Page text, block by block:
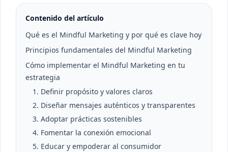
Contenido del artículo
Qué es el Mindful Marketing y por qué es clave hoy
Principios fundamentales del Mindful Marketing
Cómo implementar el Mindful Marketing en tu
estrategia
1. Definir propósito y valores claros
2. Diseñar mensajes auténticos y transparentes
3. Adoptar prácticas sostenibles
4. Fomentar la conexión emocional
5. Educar y empoderar al consumidor